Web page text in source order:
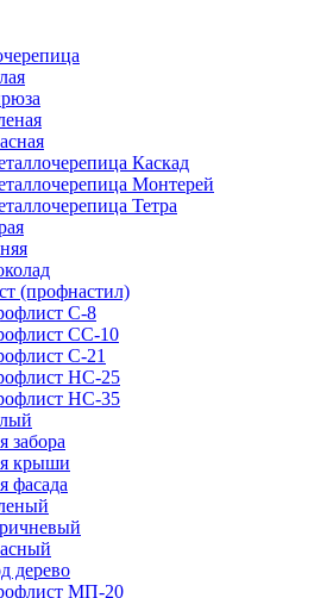
Каскад
Монтерей
Тетра
(профнастил)
С-8
СС-10
C-21
НС-25
НС-35
забора
крыши
фасада
дерево
МП-20